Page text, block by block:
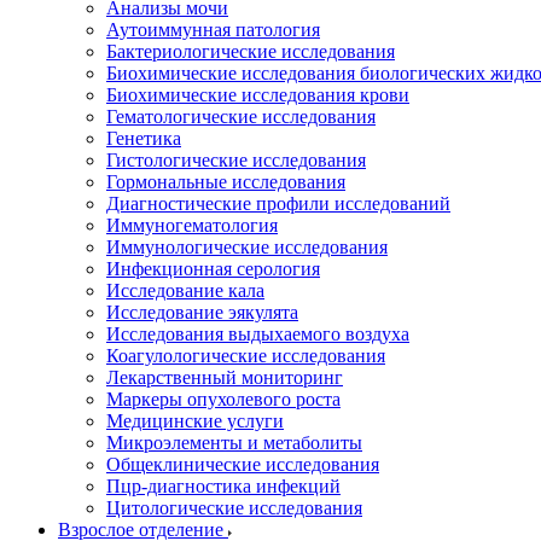
Анализы мочи
Аутоиммунная патология
Бактериологические исследования
Биохимические исследования биологических
Биохимические исследования крови
Гематологические исследования
Генетика
Гистологические исследования
Гормональные исследования
Диагностические профили исследований
Иммуногематология
Иммунологические исследования
Инфекционная серология
Исследование кала
Исследование эякулята
Исследования выдыхаемого воздуха
Коагулологические исследования
Лекарственный мониторинг
Маркеры опухолевого роста
Медицинские услуги
Микроэлементы и метаболиты
Общеклинические исследования
Пцр-диагностика инфекций
Цитологические исследования
Взрослое отделение